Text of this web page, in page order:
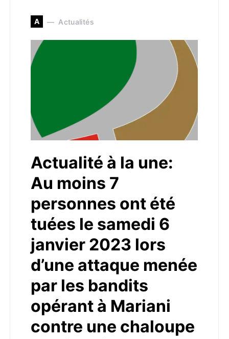
A Actualités
Actualité à la une:
Au moins 7
personnes ont été
tuées le samedi 6
janvier 2023 lors
d’une attaque menée
par les bandits
opérant à Mariani
contre une chaloupe